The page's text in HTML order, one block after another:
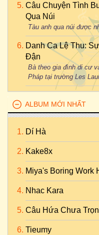
Câu Chuyện Tình
Qua Núi
Tàu anh qua núi được
Danh Ca Lệ Thu:
Đận
Bà theo gia đình di cư
Pháp tại trường Les
ALBUM MỚI NHẤT
Dí Hà
Kake8x
Miya's Boring Work
Nhac Kara
Câu Hứa Chưa
Tieumy